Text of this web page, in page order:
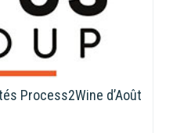
Process2Wine d’Août